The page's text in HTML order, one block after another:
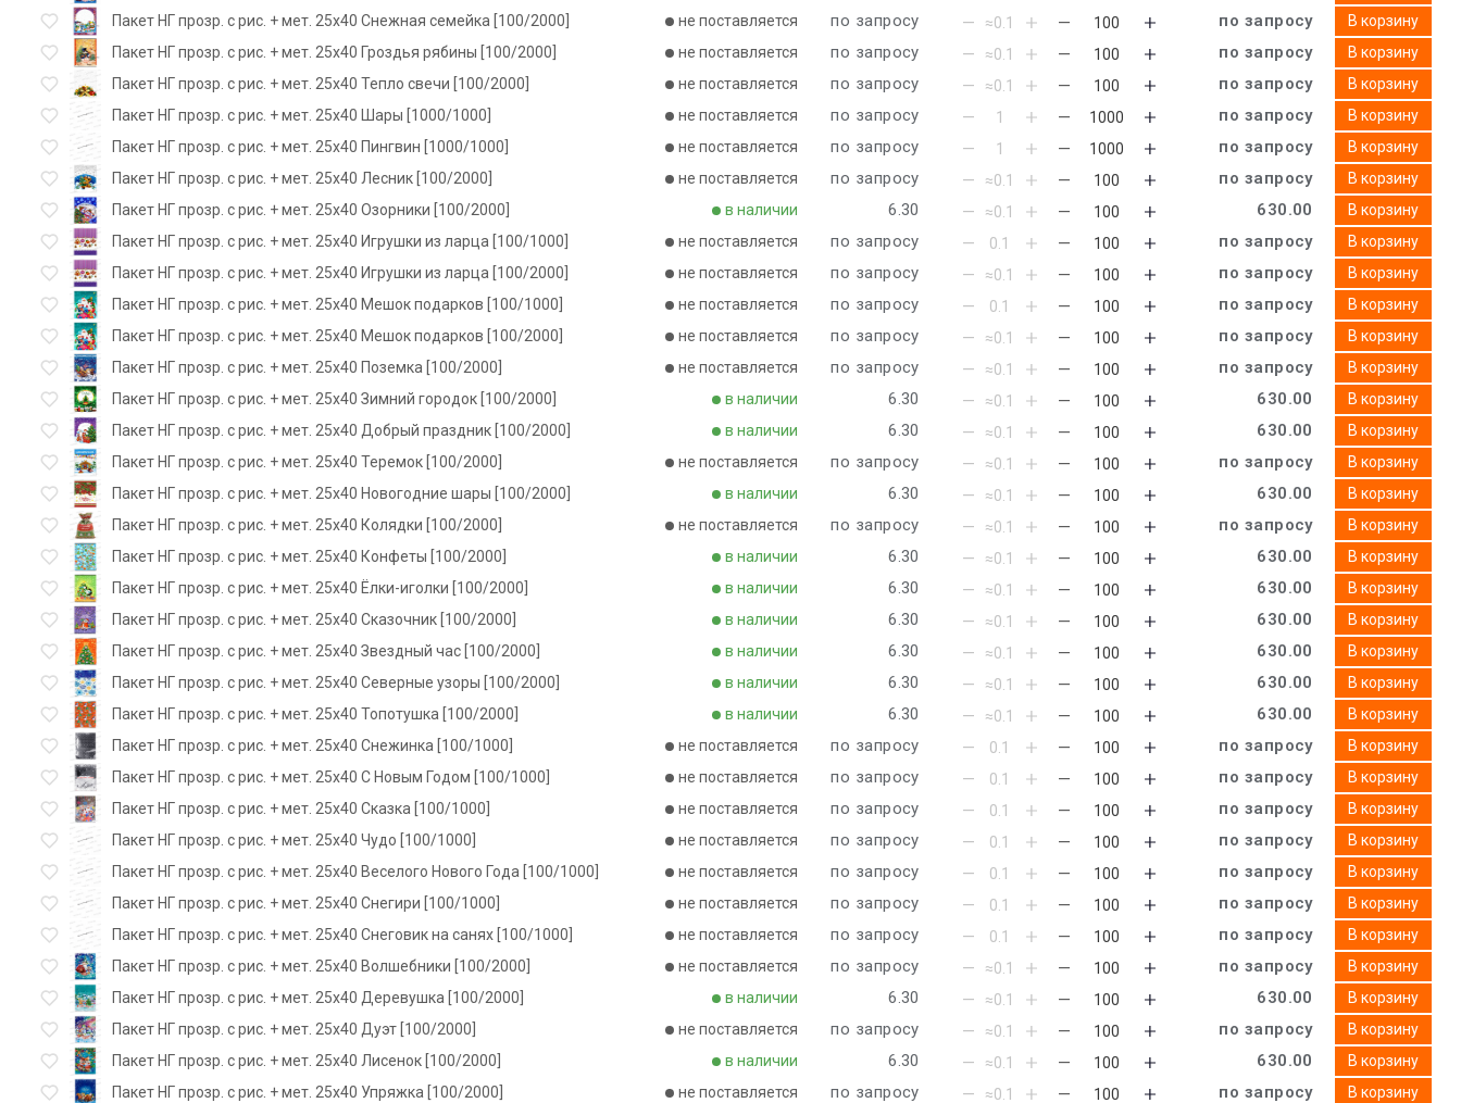
Пакет НГ прозр. с рис. + мет. 25х40 Снежная семейка [100/2000]
не поставляется по запросу по запросу
В корзину
Пакет НГ прозр. с рис. + мет. 25х40 Гроздья рябины [100/2000]
не поставляется по запросу по запросу
В корзину
Пакет НГ прозр. с рис. + мет. 25х40 Тепло свечи [100/2000]
не поставляется по запросу по запросу
В корзину
Пакет НГ прозр. с рис. + мет. 25х40 Шары [1000/1000]
не поставляется по запросу по запросу
В корзину
Пакет НГ прозр. с рис. + мет. 25х40 Пингвин [1000/1000]
не поставляется по запросу по запросу
В корзину
Пакет НГ прозр. с рис. + мет. 25х40 Лесник [100/2000]
не поставляется по запросу по запросу
В корзину
Пакет НГ прозр. с рис. + мет. 25х40 Озорники [100/2000]
в наличии 6.30 630.00
В корзину
Пакет НГ прозр. с рис. + мет. 25х40 Игрушки из ларца [100/1000]
не поставляется по запросу по запросу
В корзину
Пакет НГ прозр. с рис. + мет. 25х40 Игрушки из ларца [100/2000]
не поставляется по запросу по запросу
В корзину
Пакет НГ прозр. с рис. + мет. 25х40 Мешок подарков [100/1000]
не поставляется по запросу по запросу
В корзину
Пакет НГ прозр. с рис. + мет. 25х40 Мешок подарков [100/2000]
не поставляется по запросу по запросу
В корзину
Пакет НГ прозр. с рис. + мет. 25х40 Поземка [100/2000]
не поставляется по запросу по запросу
В корзину
Пакет НГ прозр. с рис. + мет. 25х40 Зимний городок [100/2000]
в наличии 6.30 630.00
В корзину
Пакет НГ прозр. с рис. + мет. 25х40 Добрый праздник [100/2000]
в наличии 6.30 630.00
В корзину
Пакет НГ прозр. с рис. + мет. 25х40 Теремок [100/2000]
не поставляется по запросу по запросу
В корзину
Пакет НГ прозр. с рис. + мет. 25х40 Новогодние шары [100/2000]
в наличии 6.30 630.00
В корзину
Пакет НГ прозр. с рис. + мет. 25х40 Колядки [100/2000]
не поставляется по запросу по запросу
В корзину
Пакет НГ прозр. с рис. + мет. 25х40 Конфеты [100/2000]
в наличии 6.30 630.00
В корзину
Пакет НГ прозр. с рис. + мет. 25х40 Ёлки-иголки [100/2000]
в наличии 6.30 630.00
В корзину
Пакет НГ прозр. с рис. + мет. 25х40 Сказочник [100/2000]
в наличии 6.30 630.00
В корзину
Пакет НГ прозр. с рис. + мет. 25х40 Звездный час [100/2000]
в наличии 6.30 630.00
В корзину
Пакет НГ прозр. с рис. + мет. 25х40 Северные узоры [100/2000]
в наличии 6.30 630.00
В корзину
Пакет НГ прозр. с рис. + мет. 25х40 Топотушка [100/2000]
в наличии 6.30 630.00
В корзину
Пакет НГ прозр. с рис. + мет. 25х40 Снежинка [100/1000]
не поставляется по запросу по запросу
В корзину
Пакет НГ прозр. с рис. + мет. 25х40 С Новым Годом [100/1000]
не поставляется по запросу по запросу
В корзину
Пакет НГ прозр. с рис. + мет. 25х40 Сказка [100/1000]
не поставляется по запросу по запросу
В корзину
Пакет НГ прозр. с рис. + мет. 25х40 Чудо [100/1000]
не поставляется по запросу по запросу
В корзину
Пакет НГ прозр. с рис. + мет. 25х40 Веселого Нового Года [100/1000]
не поставляется по запросу по запросу
В корзину
Пакет НГ прозр. с рис. + мет. 25х40 Снегири [100/1000]
не поставляется по запросу по запросу
В корзину
Пакет НГ прозр. с рис. + мет. 25х40 Снеговик на санях [100/1000]
не поставляется по запросу по запросу
В корзину
Пакет НГ прозр. с рис. + мет. 25х40 Волшебники [100/2000]
не поставляется по запросу по запросу
В корзину
Пакет НГ прозр. с рис. + мет. 25х40 Деревушка [100/2000]
в наличии 6.30 630.00
В корзину
Пакет НГ прозр. с рис. + мет. 25х40 Дуэт [100/2000]
не поставляется по запросу по запросу
В корзину
Пакет НГ прозр. с рис. + мет. 25х40 Лисенок [100/2000]
в наличии 6.30 630.00
В корзину
Пакет НГ прозр. с рис. + мет. 25х40 Упряжка [100/2000]
не поставляется по запросу по запросу
В корзину